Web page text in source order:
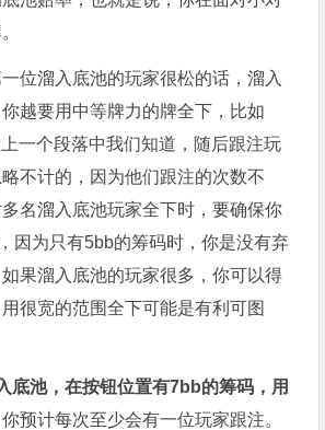
位溜入底池的玩家很松的话，溜入
越要用中等牌力的牌全下，比如
一个段落中我们知道，随后跟注玩
不计的，因为他们跟注的次数不
名溜入底池玩家全下时，要确保你
因为只有5bb的筹码时，你是没有弃
果溜入底池的玩家很多，你可以得
很宽的范围全下可能是有利可图
底池，在按钮位置有7bb的筹码，用
你预计每次至少会有一位玩家跟注。